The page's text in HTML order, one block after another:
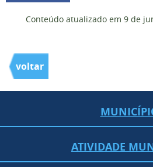
Conteúdo atualizado em 9 de
voltar
ATIVIDADE